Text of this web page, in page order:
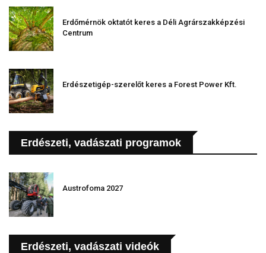
Erdőmérnök oktatót keres a Déli Agrárszakképzési
Centrum
Erdészetigép-szerelőt keres a Forest Power Kft.
Erdészeti, vadászati programok
Austrofoma 2027
Erdészeti, vadászati videók